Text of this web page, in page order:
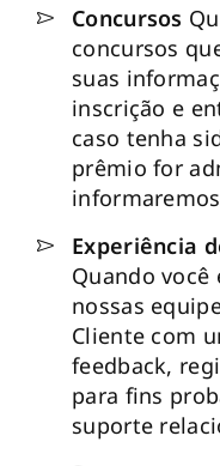
Concursos
concursos
suas
inscrição e
caso tenha
prêmio for
Experiência
Quando
nossas
Cliente com
feedback,
para fins
suporte